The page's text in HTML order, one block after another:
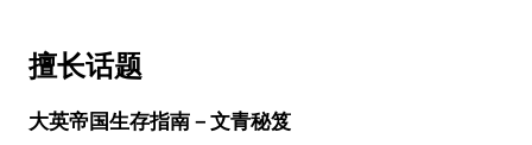
擅长话题
大英帝国生存指南－文青秘笈